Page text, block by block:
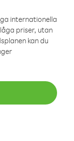
internationella
priser, utan
kan du